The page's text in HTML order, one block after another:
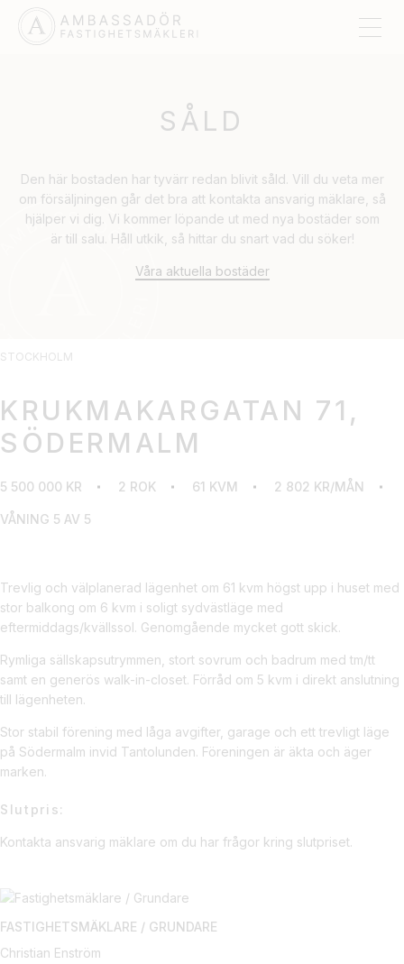
SÅLD
Den här bostaden har tyvärr redan blivit såld. Vill du veta mer
om försäljningen går det bra att kontakta ansvarig mäklare, så
hjälper vi dig. Vi kommer löpande ut med nya bostäder som
är till salu. Håll utkik, så hittar du snart vad du söker!
Våra aktuella bostäder
STOCKHOLM
KRUKMAKARGATAN 71,
SÖDERMALM
5 500 000 KR 2 ROK 61 KVM 2 802 KR/MÅN
VÅNING 5 AV 5
Trevlig och välplanerad lägenhet om 61 kvm högst upp i huset med
stor balkong om 6 kvm i soligt sydvästläge med
eftermiddags/kvällssol. Genomgående mycket gott skick.
Rymliga sällskapsutrymmen, stort sovrum och badrum med tm/tt
samt en generös walk-in-closet. Förråd om 5 kvm i direkt anslutning
till lägenheten.
Stor stabil förening med låga avgifter, garage och ett trevligt läge
på Södermalm invid Tantolunden. Föreningen är äkta och äger
marken.
Slutpris:
Kontakta ansvarig mäklare om du har frågor kring slutpriset.
FASTIGHETSMÄKLARE / GRUNDARE
Christian Enström